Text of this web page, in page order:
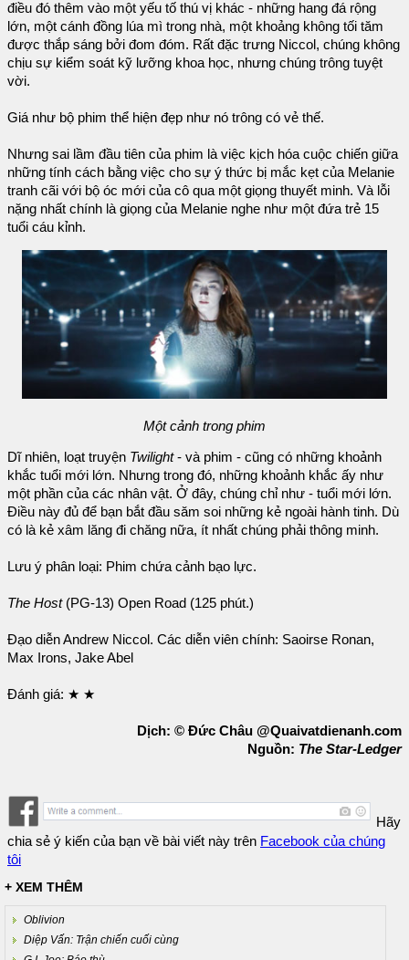
điều đó thêm vào một yếu tố thú vị khác - những hang đá rộng
lớn, một cánh đồng lúa mì trong nhà, một khoảng không tối tăm
được thắp sáng bởi đom đóm. Rất đặc trưng Niccol, chúng không
chịu sự kiểm soát kỹ lưỡng khoa học, nhưng chúng trông tuyệt
vời.
Giá như bộ phim thể hiện đẹp như nó trông có vẻ thế.
Nhưng sai lầm đầu tiên của phim là việc kịch hóa cuộc chiến giữa
những tính cách bằng việc cho sự ý thức bị mắc kẹt của Melanie
tranh cãi với bộ óc mới của cô qua một giọng thuyết minh. Và lỗi
nặng nhất chính là giọng của Melanie nghe như một đứa trẻ 15
tuổi cáu kỉnh.
Một cảnh trong phim
Dĩ nhiên, loạt truyện Twilight- và phim - cũng có những khoảnh
khắc tuổi mới lớn. Nhưng trong đó, những khoảnh khắc ấy như
một phần của các nhân vật. Ở đây, chúng chỉ như - tuổi mới lớn.
Điều này đủ để bạn bắt đầu săm soi những kẻ ngoài hành tinh. Dù
có là kẻ xâm lăng đi chăng nữa, ít nhất chúng phải thông minh.
Lưu ý phân loại: Phim chứa cảnh bạo lực.
The Host(PG-13) Open Road (125 phút.)
Đạo diễn Andrew Niccol. Các diễn viên chính: Saoirse Ronan,
Max Irons, Jake Abel
Đánh giá: ★ ★
Dịch: © Đức Châu @Quaivatdienanh.com
Nguồn: The Star-Ledger
Hãy
chia sẻ ý kiến của bạn về bài viết này trên Facebook của chúng
tôi
+ XEM THÊM
Oblivion
Diệp Vấn: Trận chiến cuối cùng